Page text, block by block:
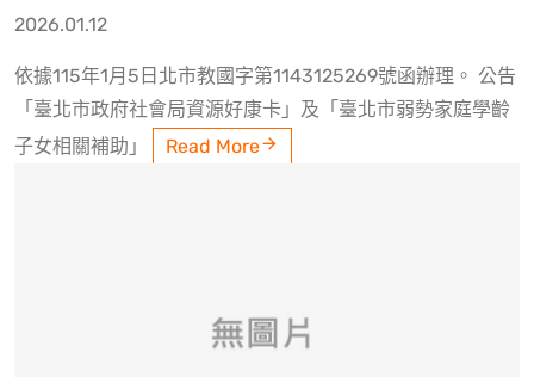
2026.01.12
依據115年1月5日北市教國字第1143125269號函辦理。 公告
「臺北市政府社會局資源好康卡」及「臺北市弱勢家庭學齡
子女相關補助」
Read More